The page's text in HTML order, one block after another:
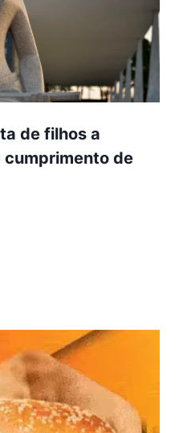
de filhos a
cumprimento de